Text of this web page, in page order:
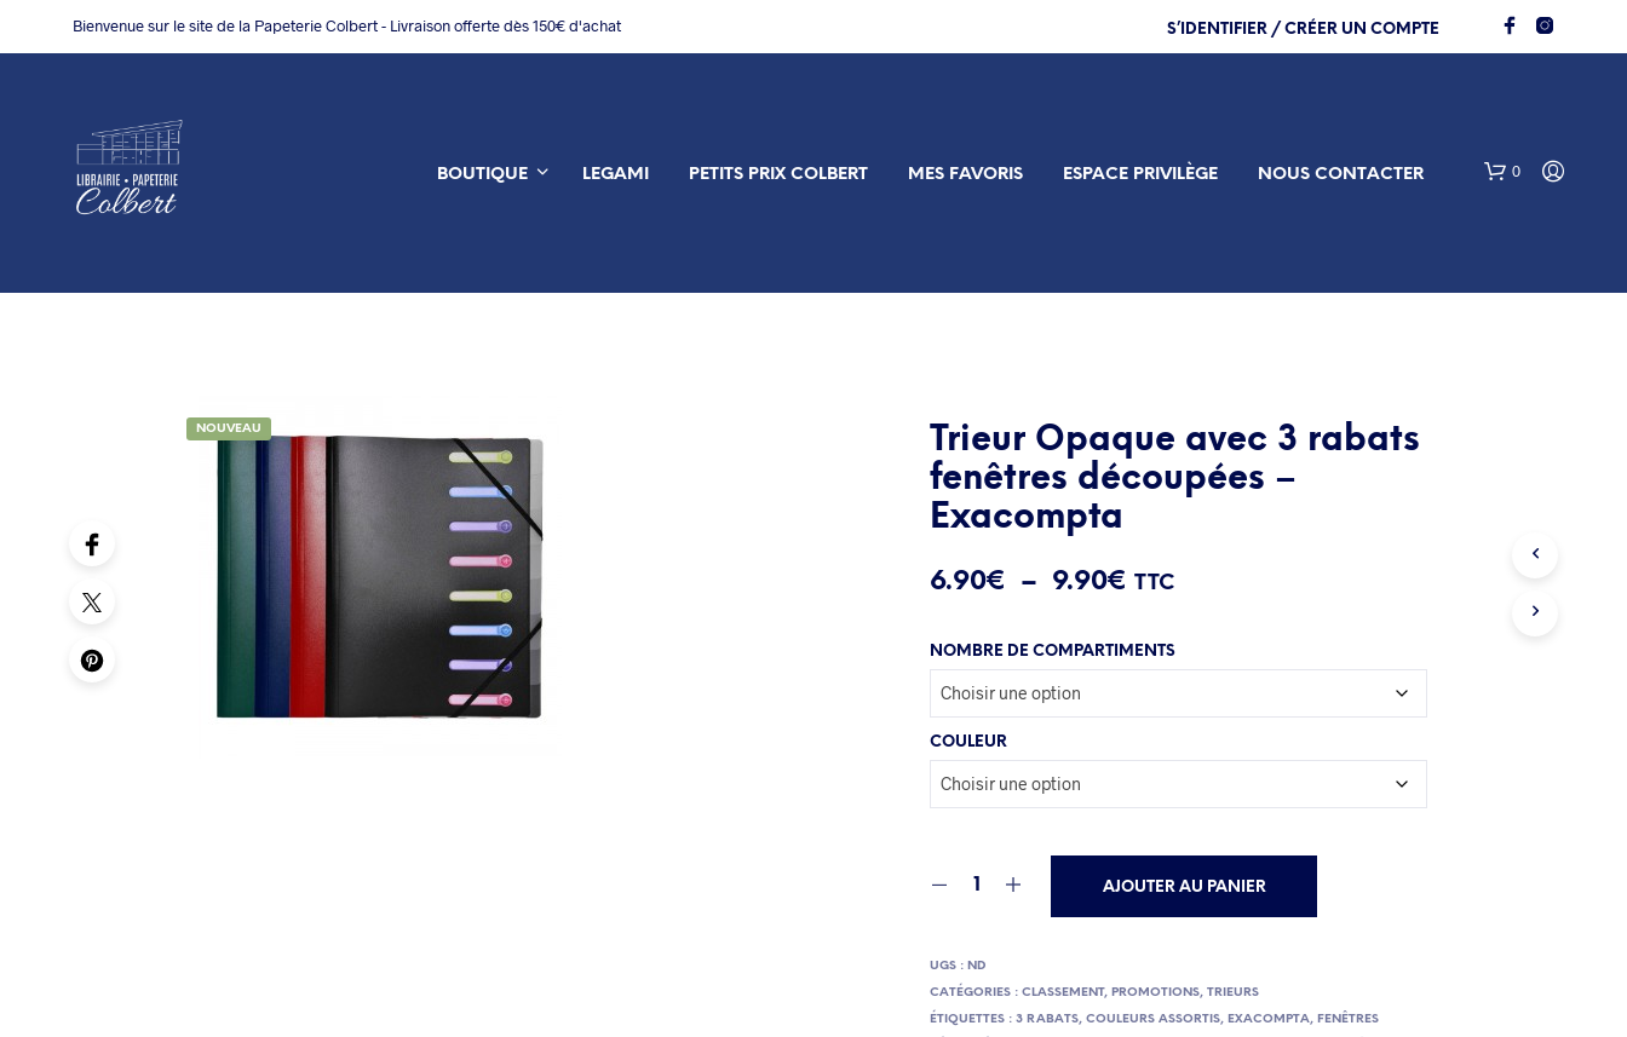
Bienvenue sur le site de la Papeterie Colbert - Livraison offerte dès 150€ d'achat S’IDENTIFIER / CRÉER UN COMPTE
BOUTIQUE LEGAMI PETITS PRIX COLBERT MES FAVORIS ESPACE PRIVILÈGE NOUS CONTACTER 0
NOUVEAU
Trieur Opaque avec 3 rabats
fenêtres découpées –
Exacompta
6.90€ – 9.90€ Plage
prix :
TTC
NOMBRE DE COMPARTIMENTS
COULEUR
AJOUTER AU PANIER
UGS : ND
CATÉGORIES :CLASSEMENT, PROMOTIONS,TRIEURS
ÉTIQUETTES :3 RABATS,COULEURS ASSORTIS, EXACOMPTA, FENÊTRES